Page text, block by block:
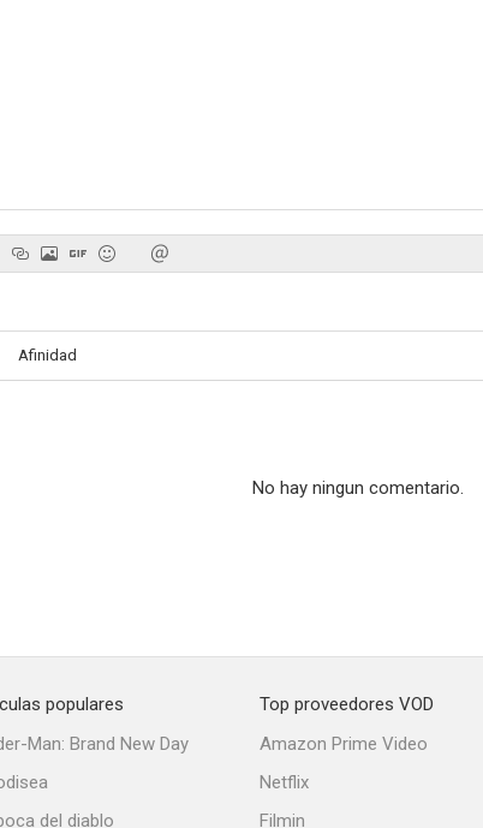
Afinidad
No hay ningun comentario.
populares
Man: Brand New Day
del diablo
Top proveedores VOD
Amazon Prime Video
Netflix
Filmin